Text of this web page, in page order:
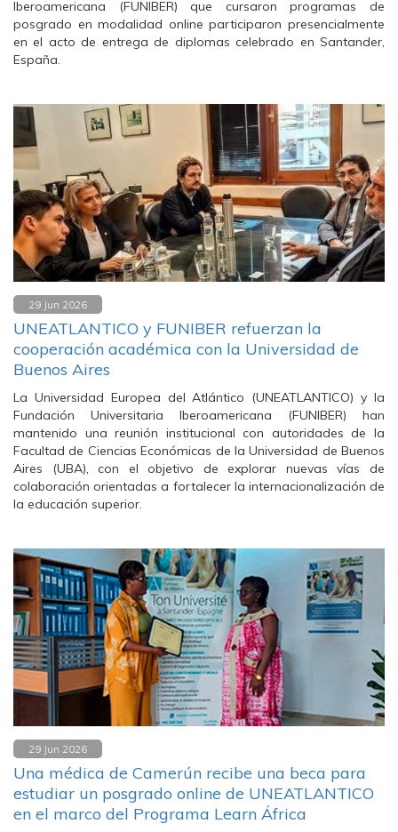
Iberoamericana (FUNIBER) que cursaron programas de
posgrado en modalidad online participaron presencialmente
en el acto de entrega de diplomas celebrado en Santander,
España.
29 Jun 2026
UNEATLANTICO y FUNIBER refuerzan la
cooperación académica con la Universidad de
Buenos Aires
La Universidad Europea del Atlántico (UNEATLANTICO) y la
Fundación Universitaria Iberoamericana (FUNIBER) han
mantenido una reunión institucional con autoridades de la
Facultad de Ciencias Económicas de la Universidad de Buenos
Aires (UBA), con el objetivo de explorar nuevas vías de
colaboración orientadas a fortalecer la internacionalización de
la educación superior.
29 Jun 2026
Una médica de Camerún recibe una beca para
estudiar un posgrado online de UNEATLANTICO
en el marco del Programa Learn África